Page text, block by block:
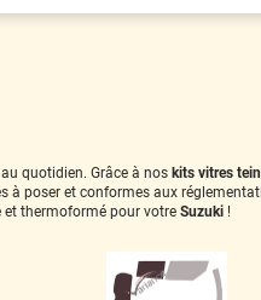
quotidien. Grâce à nos kits vitres
à poser et conformes aux
thermoformé pour votre Suzuki!